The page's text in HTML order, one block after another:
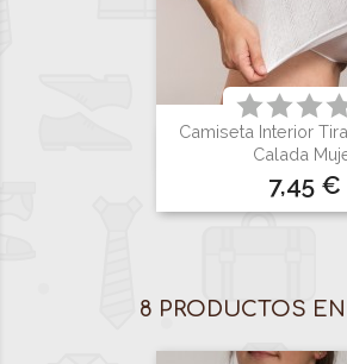
Camiseta Interior
Calada
Precio
7,45 €
Vista
8 PRODUCTOS